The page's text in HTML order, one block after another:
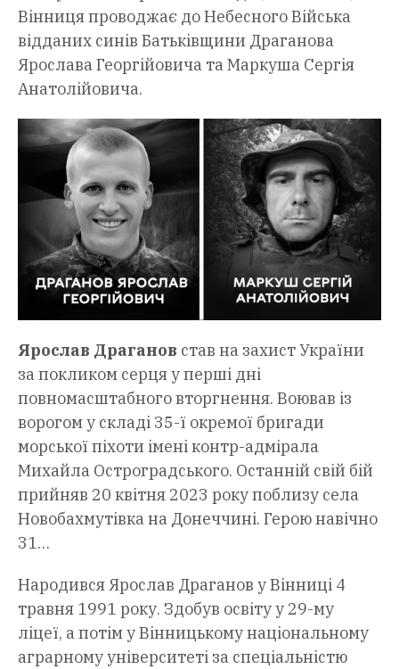
Вінниця проводжає до Небесного Війська
відданих синів Батьківщини Драганова
Ярослава Георгійовича та Маркуша Сергія
Анатолійовича.
Ярослав Драганов став на захист України
за покликом серця у перші дні
повномасштабного вторгнення. Воював із
ворогом у складі 35-ї окремої бригади
морської піхоти імені контр-адмірала
Михайла Остроградського. Останній свій бій
прийняв 20 квітня 2023 року поблизу села
Новобахмутівка на Донеччині. Герою навічно
31…
Народився Ярослав Драганов у Вінниці 4
травня 1991 року. Здобув освіту у 29-му
ліцеї, а потім у Вінницькому національному
аграрному університеті за спеціальністю